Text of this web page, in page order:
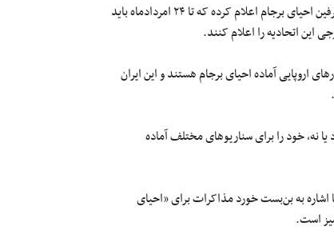
دو منبع آگاه گزارش دادند که اتحادیه اروپا به جمهوری اسلامی ایران و سایر طرفین احیای برجام اعلام کرده که تا ۲۴ امردادماه باید
اتحادیه را اعلام کنند.
اروپایی آماده احیای برجام هستند و این ایران
نه، خود را برای سناریوهای مختلف آماده
سفیر آمریکا در اسرائیل، در مصاحبه با شبکه ۱۳ اسرائیل با اشاره به بن‌بست خورد مذاکرات برای «احیای
است.